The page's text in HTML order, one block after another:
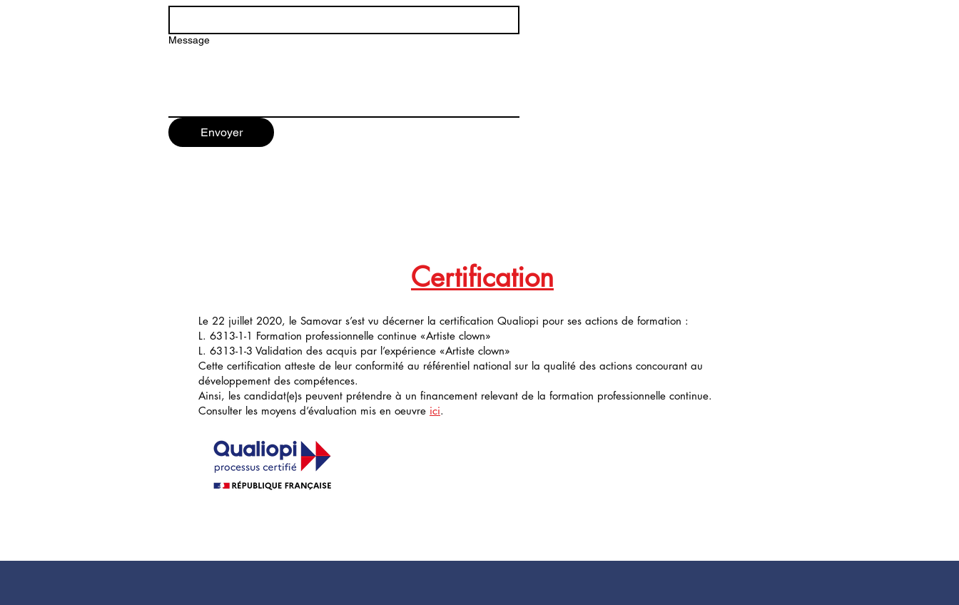
Message
Envoyer
Certification
Le 22 juillet 2020, le Samovar s’est vu décerner la certification Qualiopi pour ses actions de formation :
L. 6313-1-1 Formation professionnelle continue «Artiste clown»
L. 6313-1-3 Validation des acquis par l’expérience «Artiste clown»
Cette certification atteste de leur conformité au référentiel national sur la qualité des actions concourant au
développement des compétences.
Ainsi, les candidat(e)s peuvent prétendre à un financement relevant de la formation professionnelle continue.
Consulter les moyens d’évaluation mis en oeuvre ici.